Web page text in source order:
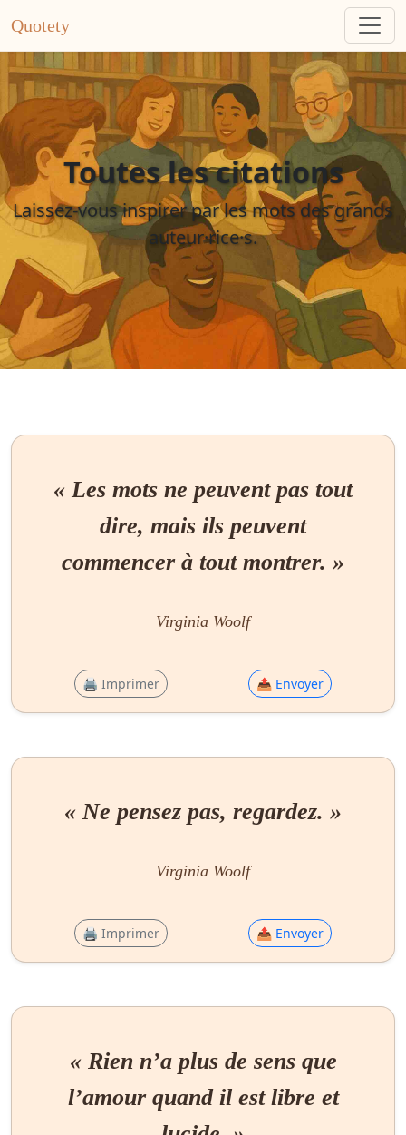
Quotety
Toutes les citations
Laissez-vous inspirer par les mots des grands
auteur·rice·s.
Liste complète des citations
« Les mots ne peuvent pas tout
dire, mais ils peuvent
commencer à tout montrer. »
Virginia Woolf
🖨 Imprimer 📤 Envoyer
« Ne pensez pas, regardez. »
Virginia Woolf
🖨 Imprimer 📤 Envoyer
« Rien n’a plus de sens que
l’amour quand il est libre et